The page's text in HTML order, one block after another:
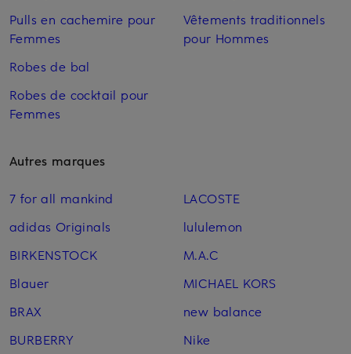
Pulls en cachemire pour
Femmes
Robes de bal
Robes de cocktail pour
Femmes
Vêtements traditionnels
pour Hommes
Autres marques
7 for all mankind
adidas Originals
BIRKENSTOCK
Blauer
BRAX
BURBERRY
LACOSTE
lululemon
M.A.C
MICHAEL KORS
new balance
Nike